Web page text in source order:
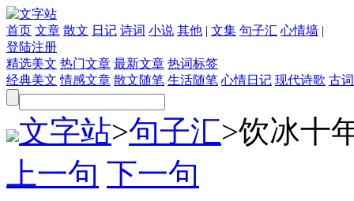
首页 文章 散文 日记 诗词 小说 其他 | 文集 句子汇 心情墙 |
登陆注册
精选美文 热门文章 最新文章 热词标签
经典美文 情感文章 散文随笔 生活随笔 心情日记 现代诗歌 古
文字站>句子汇>饮冰十
上一句 下一句